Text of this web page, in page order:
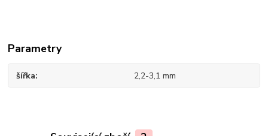
Parametry
šířka 2,2-3,1 mm